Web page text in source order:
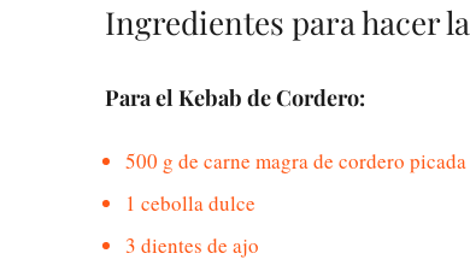
Ingredientes para hacer
Para el Kebab de Cordero:
500 g de carne magra de cordero picada
1 cebolla dulce
3 dientes de ajo